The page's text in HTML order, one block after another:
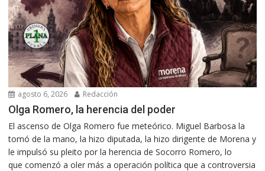
agosto 6, 2026 Redacción
Olga Romero, la herencia del poder
El ascenso de Olga Romero fue meteórico. Miguel Barbosa la
tomó de la mano, la hizo diputada, la hizo dirigente de Morena y
le impulsó su pleito por la herencia de Socorro Romero, lo
que comenzó a oler más a operación política que a controversia